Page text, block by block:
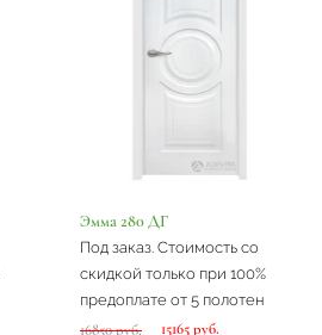
Эмма 280 ДГ
Под заказ. Стоимость со
скидкой только при 100%
предоплате от 5 полотен
16850 руб. 15165 руб.